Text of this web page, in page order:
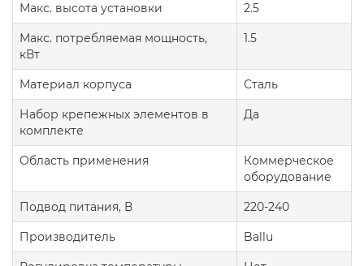
Макс. высота установки 2.5
Макс. потребляемая мощность,
кВт
1.5
Материал корпуса Сталь
Набор крепежных элементов в
комплекте
Да
Область применения
Коммерческое
оборудование
Подвод питания, В 220-240
Производитель Ballu